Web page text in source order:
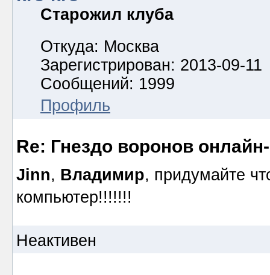
Старожил клуба
Откуда: Москва
Зарегистрирован: 2013-09-11
Сообщений: 1999
Профиль
Re: Гнездо воронов
Jinn, Владимир, придумайте
компьютер!!!!!!!
Неактивен